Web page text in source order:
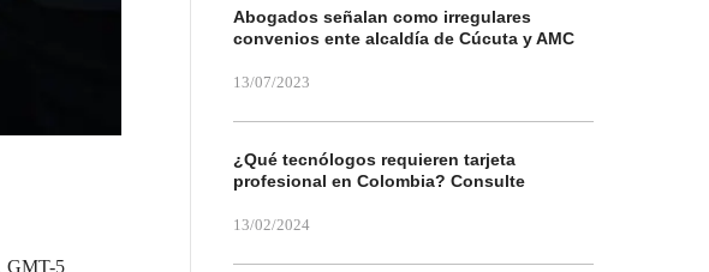
GMT-5
Abogados señalan como irregulares
convenios ente alcaldía de Cúcuta y AMC
13/07/2023
¿Qué tecnólogos requieren tarjeta
profesional en Colombia? Consulte
13/02/2024